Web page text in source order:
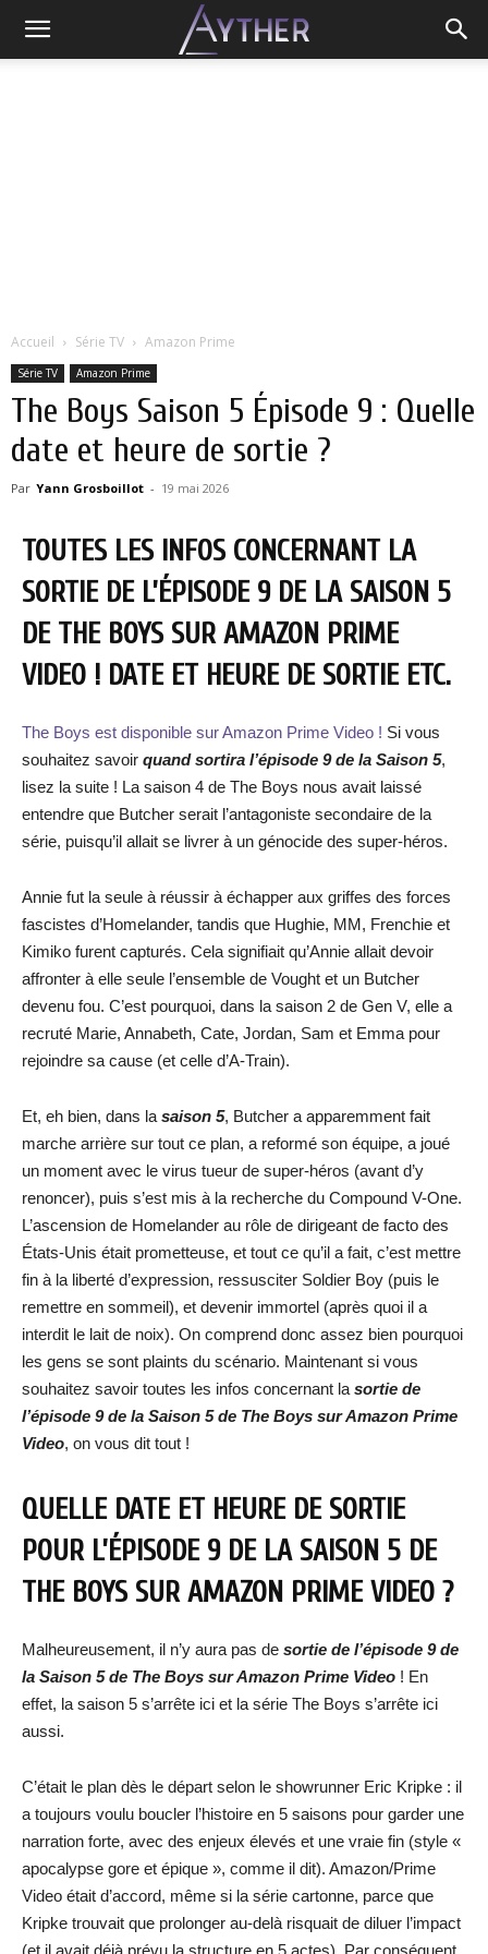
Accueil Série TV Amazon Prime
Série TV Amazon Prime
The Boys Saison 5 Épisode 9 : Quelle
date et heure de sortie ?
Par Yann Grosboillot - 19 mai 2026
TOUTES LES INFOS CONCERNANT LA
SORTIE DE L’ÉPISODE 9 DE LA SAISON 5
DE THE BOYS SUR AMAZON PRIME
VIDEO ! DATE ET HEURE DE SORTIE ETC.
The Boys est disponible sur Amazon Prime Video ! Si vous
souhaitez savoir quand sortira l’épisode 9 de la Saison 5,
lisez la suite ! La saison 4 de The Boys nous avait laissé
entendre que Butcher serait l’antagoniste secondaire de la
série, puisqu’il allait se livrer à un génocide des super-héros.
Annie fut la seule à réussir à échapper aux griffes des forces
fascistes d’Homelander, tandis que Hughie, MM, Frenchie et
Kimiko furent capturés. Cela signifiait qu’Annie allait devoir
affronter à elle seule l’ensemble de Vought et un Butcher
devenu fou. C’est pourquoi, dans la saison 2 de Gen V, elle a
recruté Marie, Annabeth, Cate, Jordan, Sam et Emma pour
rejoindre sa cause (et celle d’A-Train).
Et, eh bien, dans la saison 5, Butcher a apparemment fait
marche arrière sur tout ce plan, a reformé son équipe, a joué
un moment avec le virus tueur de super-héros (avant d’y
renoncer), puis s’est mis à la recherche du Compound V-One.
L’ascension de Homelander au rôle de dirigeant de facto des
États-Unis était prometteuse, et tout ce qu’il a fait, c’est mettre
fin à la liberté d’expression, ressusciter Soldier Boy (puis le
remettre en sommeil), et devenir immortel (après quoi il a
interdit le lait de noix). On comprend donc assez bien pourquoi
les gens se sont plaints du scénario. Maintenant si vous
souhaitez savoir toutes les infos concernant la sortie de
l’épisode 9 de la Saison 5 de The Boys sur Amazon Prime
Video, on vous dit tout !
QUELLE DATE ET HEURE DE SORTIE
POUR L’ÉPISODE 9 DE LA SAISON 5 DE
THE BOYS SUR AMAZON PRIME VIDEO ?
Malheureusement, il n’y aura pas de sortie de l’épisode 9 de
la Saison 5 de The Boys sur Amazon Prime Video ! En
effet, la saison 5 s’arrête ici et la série The Boys s’arrête ici
aussi.
C’était le plan dès le départ selon le showrunner Eric Kripke : il
a toujours voulu boucler l’histoire en 5 saisons pour garder une
narration forte, avec des enjeux élevés et une vraie fin (style «
apocalypse gore et épique », comme il dit). Amazon/Prime
Video était d’accord, même si la série cartonne, parce que
Kripke trouvait que prolonger au-delà risquait de diluer l’impact
(et il avait déjà prévu la structure en 5 actes). Par conséquent,